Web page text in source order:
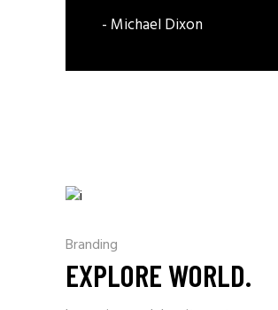
- Michael Dixon
Branding
EXPLORE WORLD.